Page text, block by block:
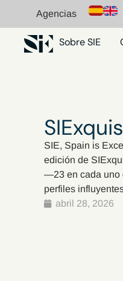
Agencias
Sobre SIE
SIE, Spain is
edición de
—23 en cada uno
perfiles
abril 28, 2026